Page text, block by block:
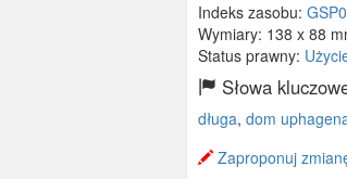
Indeks zasobu:
Wymiary: 138 x 88
Status prawny:
Słowa
długa, dom
Zaproponuj